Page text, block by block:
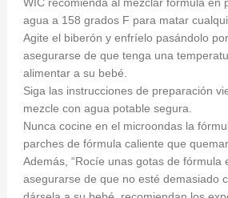
agua a 158 grados F para matar
Agite el biberón y enfríelo pasándolo
asegurarse de que tenga una
alimentar a su bebé.
Siga las instrucciones de preparación
mezcle con agua potable segura.
Nunca cocine en el microondas la
parches de fórmula caliente que
Además, “Rocíe unas gotas de fórmula
asegurarse de que no esté demasiado